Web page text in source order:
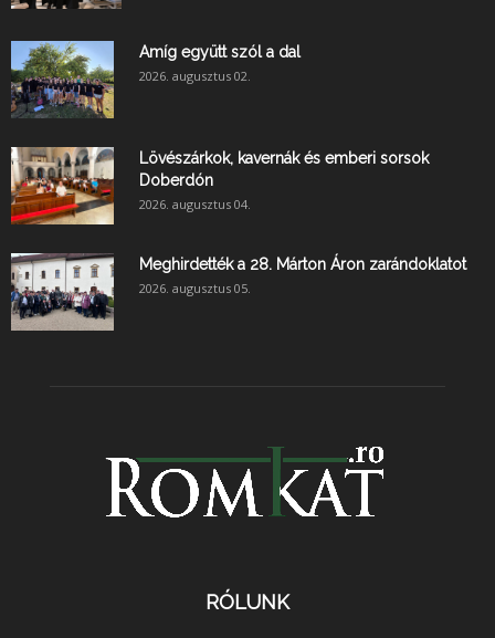
Amíg együtt szól a dal
2026. augusztus 02.
Lövészárkok, kavernák és emberi sorsok
Doberdón
2026. augusztus 04.
Meghirdették a 28. Márton Áron zarándoklatot
2026. augusztus 05.
RÓLUNK